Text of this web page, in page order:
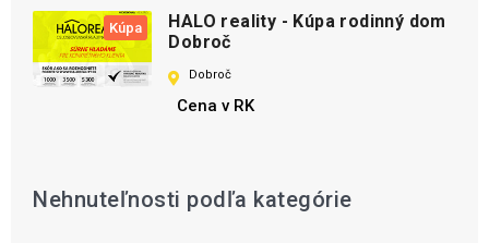
Kúpa
HALO reality - Kúpa rodinný dom
Dobroč
Dobroč
Cena v RK
Nehnuteľnosti podľa kategórie